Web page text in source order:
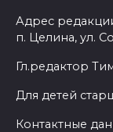
Адрес
п. Целина, ул.
Гл.редактор
Для детей
Контактные